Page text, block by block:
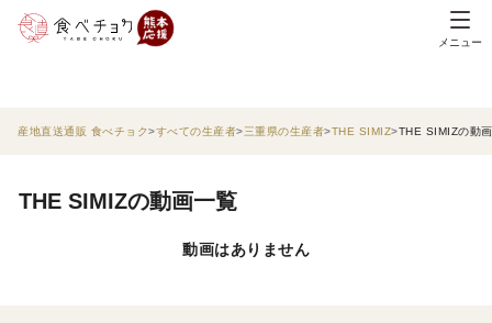
メニュー
産地直送通販 食べチョク すべての生産者 三重県の生産者 THE SIMIZ THE SIMIZの動
THE SIMIZの動画一覧
動画はありません